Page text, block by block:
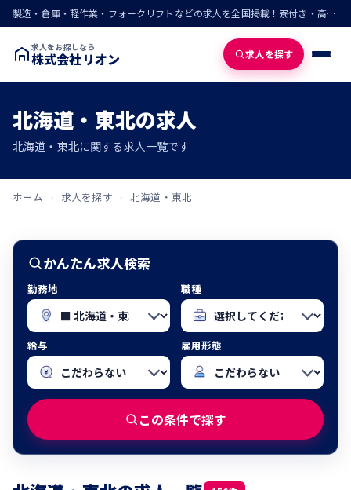
製造・倉庫・軽作業・フォークリフトなどの求人を全国掲載！寮付き・高収入・即入寮の仕事が見つかる
求人をお探しなら
株式会社リオン 求人を探す
北海道・東北の求人
北海道・東北に関する求人一覧です
ホーム › 求人を探す › 北海道・東北
かんたん求人検索
勤務地 職種
給与 雇用形態
この条件で探す